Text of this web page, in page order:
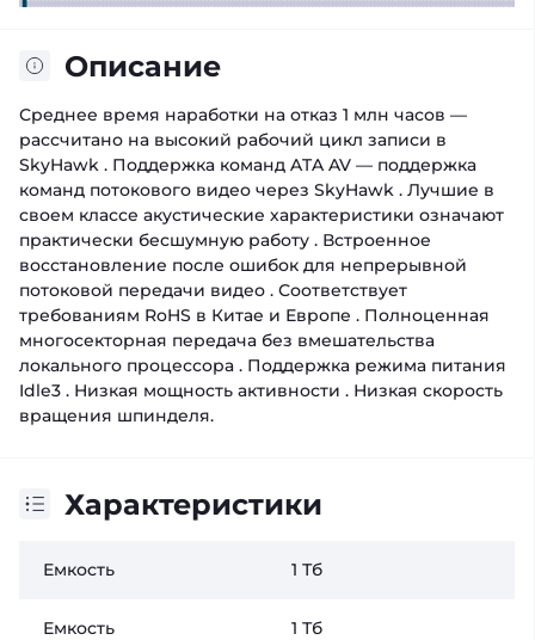
Описание
Среднее время наработки на отказ 1 млн часов —
рассчитано на высокий рабочий цикл записи в
SkyHawk . Поддержка команд ATA AV — поддержка
команд потокового видео через SkyHawk . Лучшие в
своем классе акустические характеристики означают
практически бесшумную работу . Встроенное
восстановление после ошибок для непрерывной
потоковой передачи видео . Соответствует
требованиям RoHS в Китае и Европе . Полноценная
многосекторная передача без вмешательства
локального процессора . Поддержка режима питания
Idle3 . Низкая мощность активности . Низкая скорость
вращения шпинделя.
Характеристики
Емкость 1 Тб
Емкость 1 Тб